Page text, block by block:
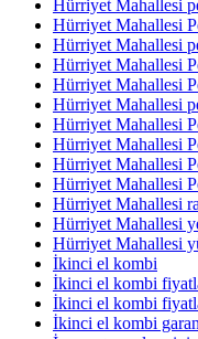
Hürriyet Mahallesi
Hürriyet Mahallesi
Hürriyet Mahallesi
Hürriyet Mahallesi
Hürriyet Mahallesi
Hürriyet Mahallesi
Hürriyet Mahallesi
Hürriyet Mahallesi
Hürriyet Mahallesi
Hürriyet Mahallesi
Hürriyet Mahallesi
Hürriyet Mahallesi
Hürriyet Mahallesi
İkinci el kombi
İkinci el kombi
İkinci el kombi
İkinci el kombi